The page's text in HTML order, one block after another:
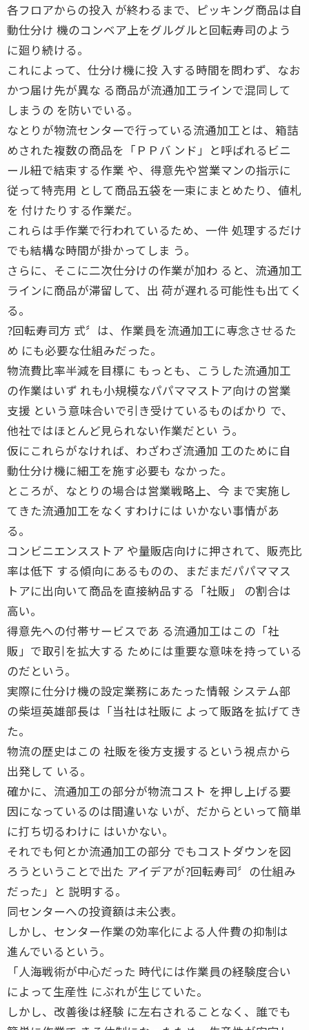
各フロアからの投入 が終わるまで、ピッキング商品は自
動仕分け 機のコンベア上をグルグルと回転寿司のよう
に廻り続ける。
これによって、仕分け機に投 入する時間を問わず、なお
かつ届け先が異な る商品が流通加工ラインで混同して
しまうの を防いでいる。
なとりが物流センターで行っている流通加工とは、箱詰
めされた複数の商品を「ＰＰバ ンド」と呼ばれるビニ
ール紐で結束する作業 や、得意先や営業マンの指示に
従って特売用 として商品五袋を一束にまとめたり、値札
を 付けたりする作業だ。
これらは手作業で行われているため、一件 処理するだけ
でも結構な時間が掛かってしま う。
さらに、そこに二次仕分けの作業が加わ ると、流通加工
ラインに商品が滞留して、出 荷が遅れる可能性も出てく
る。
?回転寿司方 式〞は、作業員を流通加工に専念させるた
め にも必要な仕組みだった。
物流費比率半減を目標に もっとも、こうした流通加工
の作業はいず れも小規模なパパママストア向けの営業
支援 という意味合いで引き受けているものばかり で、
他社ではほとんど見られない作業だとい う。
仮にこれらがなければ、わざわざ流通加 工のために自
動仕分け機に細工を施す必要も なかった。
ところが、なとりの場合は営業戦略上、今 まで実施し
てきた流通加工をなくすわけには いかない事情があ
る。
コンビニエンスストア や量販店向けに押されて、販売比
率は低下 する傾向にあるものの、まだまだパパママス
トアに出向いて商品を直接納品する「社販」 の割合は
高い。
得意先への付帯サービスであ る流通加工はこの「社
販」で取引を拡大する ためには重要な意味を持っている
のだという。
実際に仕分け機の設定業務にあたった情報 システム部
の柴垣英雄部長は「当社は社販に よって販路を拡げてき
た。
物流の歴史はこの 社販を後方支援するという視点から
出発して いる。
確かに、流通加工の部分が物流コスト を押し上げる要
因になっているのは間違いな いが、だからといって簡単
に打ち切るわけに はいかない。
それでも何とか流通加工の部分 でもコストダウンを図
ろうということで出た アイデアが?回転寿司〞の仕組み
だった」と 説明する。
同センターへの投資額は未公表。
しかし、センター作業の効率化による人件費の抑制は
進んでいるという。
「人海戦術が中心だった 時代には作業員の経験度合い
によって生産性 にぶれが生じていた。
しかし、改善後は経験 に左右されることなく、誰でも